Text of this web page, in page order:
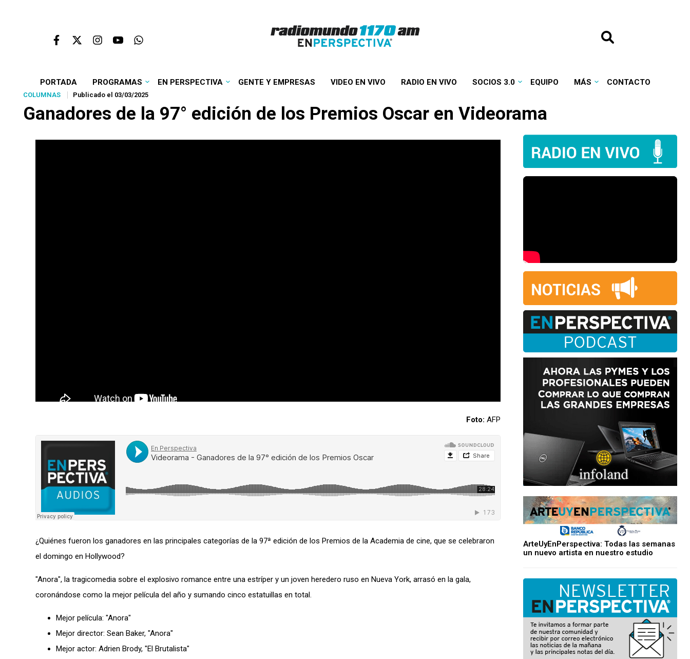
PORTADA PROGRAMAS EN PERSPECTIVA GENTE Y EMPRESAS VIDEO EN VIVO RADIO EN VIVO SOCIOS 3.0 EQUIPO MÁS CONTACTO
COLUMNAS Publicado el 03/03/2025
Ganadores de la 97° edición de los Premios Oscar en Videorama
Foto: AFP
¿Quiénes fueron los ganadores en las principales categorías de la 97ª edición de los Premios de la Academia de cine, que se celebraron
el domingo en Hollywood?
"Anora", la tragicomedia sobre el explosivo romance entre una estríper y un joven heredero ruso en Nueva York, arrasó en la gala,
coronándose como la mejor película del año y sumando cinco estatuillas en total.
Mejor película: "Anora"
Mejor director: Sean Baker, "Anora"
Mejor actor: Adrien Brody, "El Brutalista"
ArteUyEnPerspectiva: Todas las semanas
un nuevo artista en nuestro estudio